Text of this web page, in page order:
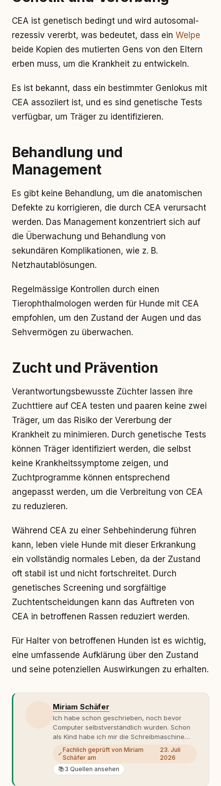
CEA ist genetisch bedingt und wird autosomal-
rezessiv vererbt, was bedeutet, dass ein Welpe
beide Kopien des mutierten Gens von den Eltern
erben muss, um die Krankheit zu entwickeln.
Es ist bekannt, dass ein bestimmter Genlokus mit
CEA assoziiert ist, und es sind genetische Tests
verfügbar, um Träger zu identifizieren.
Behandlung und
Management
Es gibt keine Behandlung, um die anatomischen
Defekte zu korrigieren, die durch CEA verursacht
werden. Das Management konzentriert sich auf
die Überwachung und Behandlung von
sekundären Komplikationen, wie z. B.
Netzhautablösungen.
Regelmässige Kontrollen durch einen
Tierophthalmologen werden für Hunde mit CEA
empfohlen, um den Zustand der Augen und das
Sehvermögen zu überwachen.
Zucht und Prävention
Verantwortungsbewusste Züchter lassen ihre
Zuchttiere auf CEA testen und paaren keine zwei
Träger, um das Risiko der Vererbung der
Krankheit zu minimieren. Durch genetische Tests
können Träger identifiziert werden, die selbst
keine Krankheitssymptome zeigen, und
Zuchtprogramme können entsprechend
angepasst werden, um die Verbreitung von CEA
zu reduzieren.
Während CEA zu einer Sehbehinderung führen
kann, leben viele Hunde mit dieser Erkrankung
ein vollständig normales Leben, da der Zustand
oft stabil ist und nicht fortschreitet. Durch
genetisches Screening und sorgfältige
Zuchtentscheidungen kann das Auftreten von
CEA in betroffenen Rassen reduziert werden.
Für Halter von betroffenen Hunden ist es wichtig,
eine umfassende Aufklärung über den Zustand
und seine potenziellen Auswirkungen zu erhalten.
Miriam Schäfer
Ich habe schon geschrieben, noch bevor
Computer selbstverständlich wurden. Schon
als Kind habe ich mir die Schreibmaschine
meiner Eltern geschnappt und drauflos
getippt: Geschichten, Beobachtungen,
Gedanken. Hauptsache Worte. Mein Zugang
zu Hunde-Themen ist kein klassischer. Lange
✓
Fachlich geprüft von Miriam
Schäfer am
23. Juli
2026
📚3 Quellen ansehen